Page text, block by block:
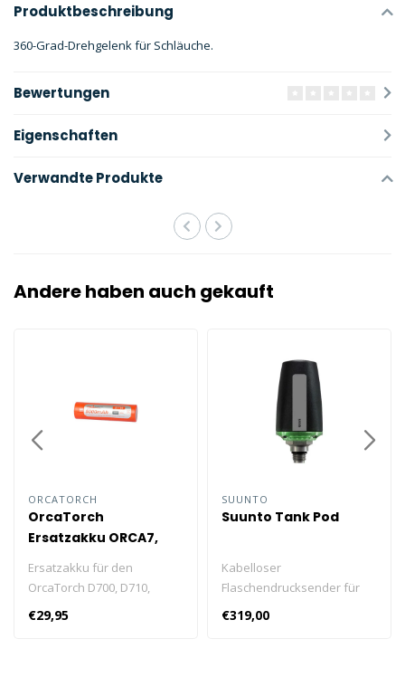
Produktbeschreibung
360-Grad-Drehgelenk für Schläuche.
Bewertungen
Eigenschaften
Verwandte Produkte
Andere haben auch gekauft
ORCATORCH
OrcaTorch
Ersatzakku ORCA7,
D700 und D710 Serie
(USBC-port)
Ersatzakku für den
OrcaTorch D700, D710,
DC710, ZD710 MK2, D710V
MK2, D720 und ORCA7.
€29,95
SUUNTO
Suunto Tank Pod
Kabelloser
Flaschendrucksender für
Suunto D5, Suunto EON
Steel, Suunto EON Core und
€319,00